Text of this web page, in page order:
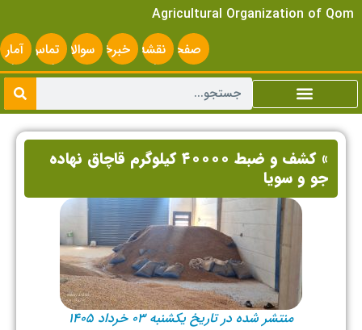
Agricultural Organization of Qom
صفحه
اصلی
نقشه
سایت
خبرخوانسوالات
متداول
تماس
با ما
آمار
» کشف و ضبط ۴۰۰۰۰ کیلوگرم قاچاق نهاده
جو و سویا
منتشر شده در تاریخ یکشنبه ۰۳ خرداد ۱۴۰۵